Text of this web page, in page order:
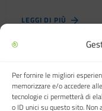
Per fornire le migliori
memorizzare e/o accedere
tecnologie ci permetterà di
o ID unici su questo sito.
LEGGI DI PIÙ
Biblioteca